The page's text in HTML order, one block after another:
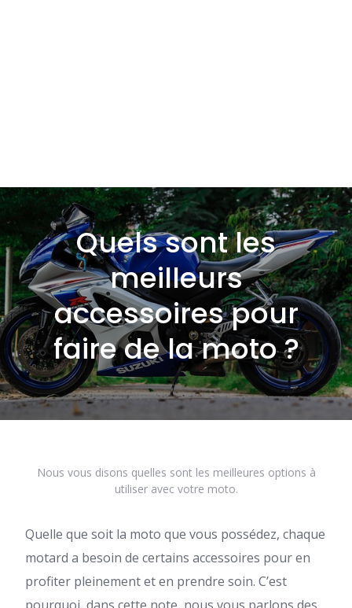
Quels sont les
meilleurs
accessoires pour
faire de la moto ?
Nous vous disons quelles sont les meilleures options à
utiliser avec votre moto.
Quelle que soit la moto que vous possédez, chaque
motard a besoin de certains accessoires pour en
profiter pleinement et en prendre soin. C’est